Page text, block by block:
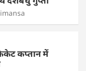
कप्तान में